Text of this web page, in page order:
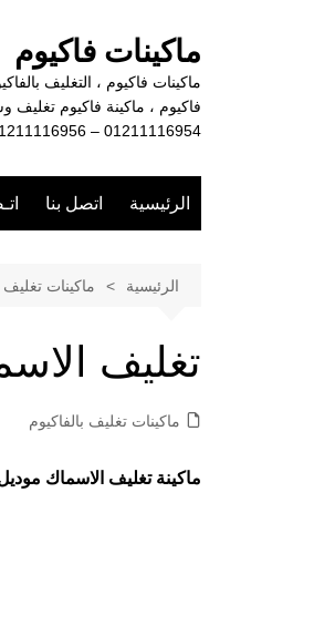
ماكينات فاكيوم
ماكينات فاكيوم ، التغليف
فاكيوم ، ماكينة فاكيوم تغليف
01211116954 – 01211116956 – 01211116958
الرئيسية اتصل بنا
الرئيسية ماكينات تغليف
تغليف
ماكينات تغليف بالفاكيوم
ماكينةتغليف الاسماك موديل